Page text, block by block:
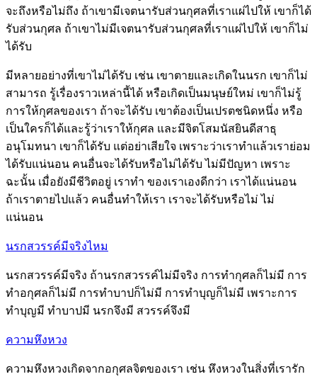
จะถึงหรือไม่ถึง ถ้าเขามีเจตนารับส่วนกุศลที่เราแผ่ไปให้ เขาก็ได้
รับส่วนกุศล ถ้าเขาไม่มีเจตนารับส่วนกุศลที่เราแผ่ไปให้ เขาก็ไม่
ได้รับ
มีหลายอย่างที่เขาไม่ได้รับ เช่น เขาตายและเกิดในนรก เขาก็ไม่
สามารถ รู้เรื่องราวเหล่านี้ได้ หรือเกิดเป็นมนุษย์ใหม่ เขาก็ไม่รู้
การให้กุศลของเรา ถ้าจะได้รับ เขาต้องเป็นเปรตชนิดหนึ่ง หรือ
เป็นใครก็ได้และรู้ว่าเราให้กุศล และมีจิตโสมนัสยินดีสาธุ
อนุโมทนา เขาก็ได้รับ แต่อย่าเสียใจ เพราะว่าเราทำแล้วเราย่อม
ได้รับแน่นอน คนอื่นจะได้รับหรือไม่ได้รับ ไม่มีปัญหา เพราะ
ฉะนั้น เมื่อยังมีชีวิตอยู่ เราทำ ของเราเองดีกว่า เราได้แน่นอน
ถ้าเราตายไปแล้ว คนอื่นทำให้เรา เราจะได้รับหรือไม่ ไม่
แน่นอน
นรกสวรรค์มีจริงไหม
นรกสวรรค์มีจริง ถ้านรกสวรรค์ไม่มีจริง การทำกุศลก็ไม่มี การ
ทำอกุศลก็ไม่มี การทำบาปก็ไม่มี การทำบุญก็ไม่มี เพราะการ
ทำบุญมี ทำบาปมี นรกจึงมี สวรรค์จึงมี
ความหึงหวง
ความหึงหวงเกิดจากอกุศลจิตของเรา เช่น หึงหวงในสิ่งที่เรารัก